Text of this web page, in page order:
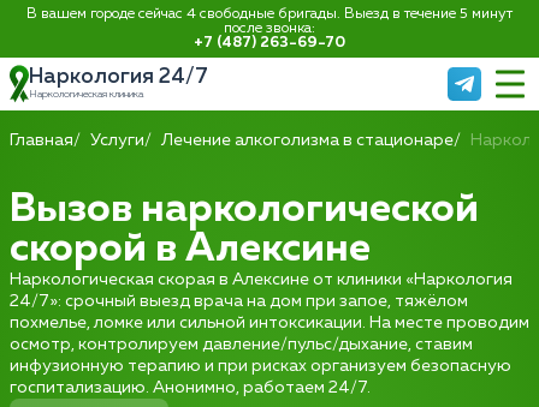
В вашем городе сейчас 4 свободные бригады. Выезд в течение 5 минут
после звонка:
+7 (487) 263-69-70
Наркология 24/7
Наркологическая клиника
Главная Услуги Лечение алкоголизма в стационаре
Вызов наркологической
скорой в Алексине
Наркологическая скорая в Алексине от клиники «Наркология
24/7»: срочный выезд врача на дом при запое, тяжёлом
похмелье, ломке или сильной интоксикации. На месте проводим
осмотр, контролируем давление/пульс/дыхание, ставим
инфузионную терапию и при рисках организуем безопасную
госпитализацию. Анонимно, работаем 24/7.